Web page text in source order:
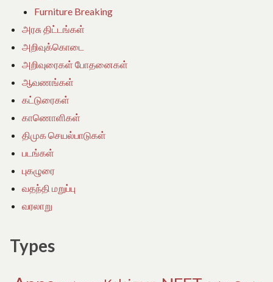
Furniture Breaking
அரசு திட்டங்கள்
அறிவுக்கொடை
அறிவுரைகள் போதனைகள்
ஆவணங்கள்
கட்டுரைகள்
காணொளிகள்
திமுக செயல்பாடுகள்
படங்கள்
புகழுரை
வதந்தி மறுப்பு
வரலாறு
Types